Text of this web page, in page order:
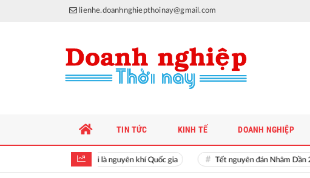
lienhe.doanhnghiepthoinay@gmail.com
Hiền tài là nguyên khí Quốc gia Tết nguyên đán Nhâm Dần 2022
TIN TỨC KINH TẾ DOANH NGHIỆP